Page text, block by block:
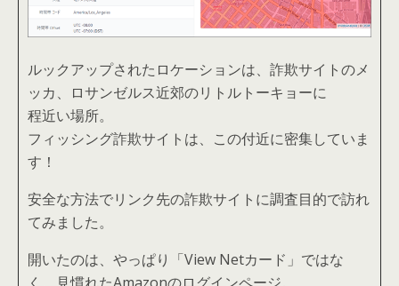
ルックアップされたロケーションは、詐欺サイトのメ
ッカ、ロサンゼルス近郊のリトルトーキョーに
程近い場所。
フィッシング詐欺サイトは、この付近に密集していま
す！
安全な方法でリンク先の詐欺サイトに調査目的で訪れ
てみました。
開いたのは、やっぱり「View Netカード」ではな